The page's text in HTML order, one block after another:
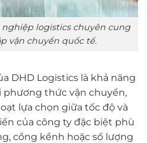
nghiệp logistics chuyên cung
vận chuyển quốc tế.
DHD Logistics là khả năng
thức vận chuyển,
lựa chọn giữa tốc độ và
của công ty đặc biệt phù
cồng kềnh hoặc số lượng